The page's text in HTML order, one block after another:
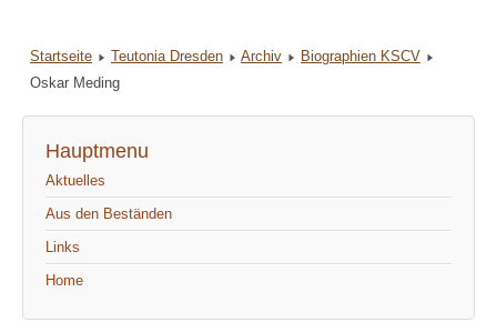
Startseite Teutonia Dresden Archiv
Biographien KSCV
Oskar Meding
Hauptmenu
Aktuelles
Aus den Beständen
Links
Home